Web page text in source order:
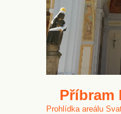
Příbram
Prohlídka areálu